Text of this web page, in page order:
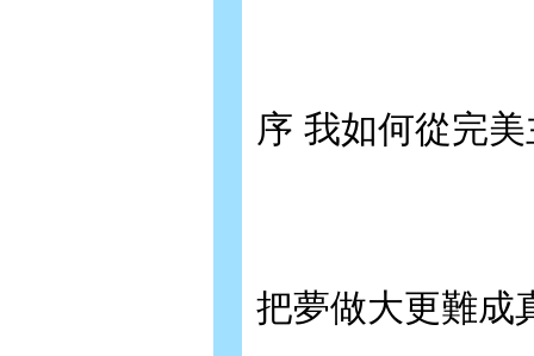
序 我如何從完
把夢做大更難成